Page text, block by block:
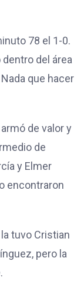
78 el 1-0.
del área
que hacer
de valor y
de
y Elmer
encontraron
tuvo Cristian
pero la